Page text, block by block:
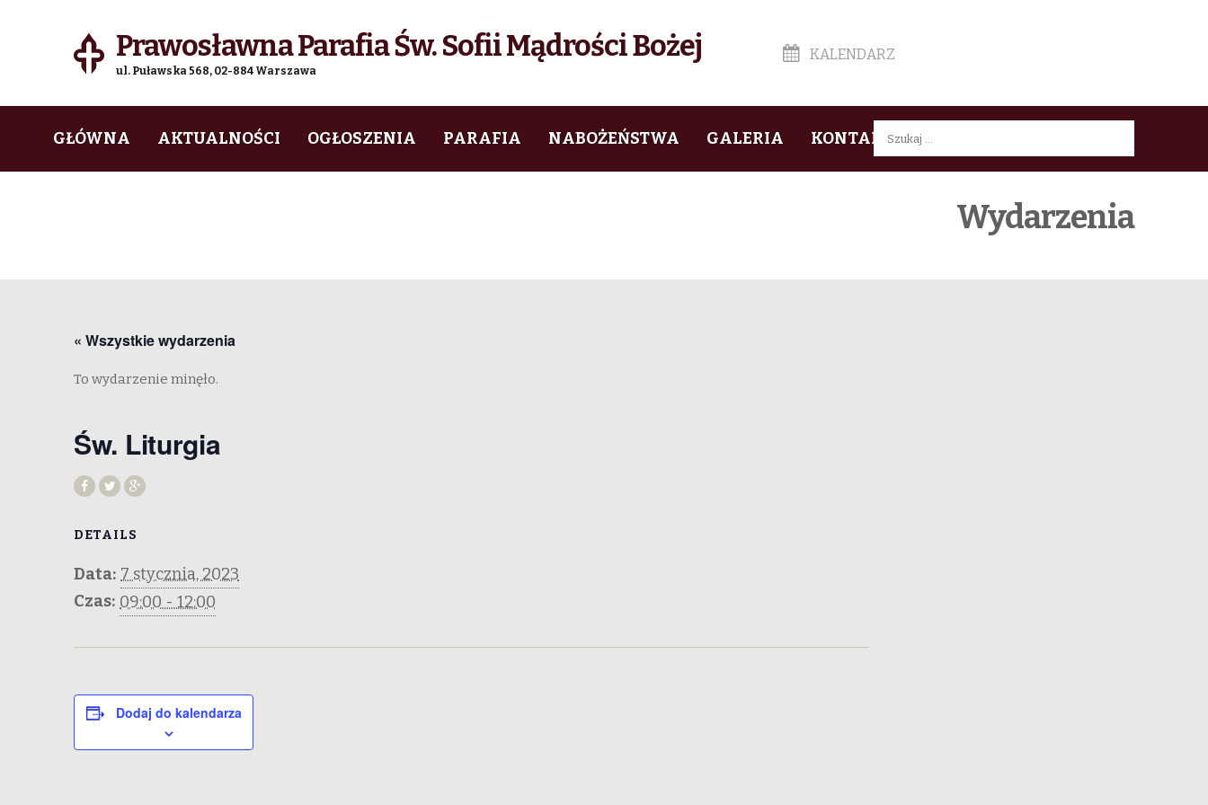
Prawosławna Parafia Św. Sofii Mądrości Bożej
ul. Puławska 568, 02-884 Warszawa
KALENDARZ
to
to
GŁÓWNA AKTUALNOŚCI OGŁOSZENIA PARAFIA NABOŻEŃSTWA GALERIA KONTAKTSzukaj:
Wydarzenia
« Wszystkie wydarzenia
To wydarzenie minęło.
Św. Liturgia
DETAILS
Data: 7 stycznia, 2023
Czas: 09:00 - 12:00
Dodaj do kalendarza